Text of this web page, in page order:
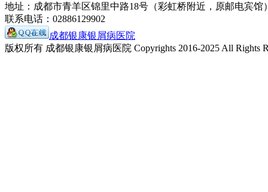
地址：成都市青羊区锦里中路18号（彩虹桥附近，原邮电宾馆
联系电话：02886129902
成都银康银屑病医院
版权所有 成都银康银屑病医院 Copyrights 2016-2025 All Rights